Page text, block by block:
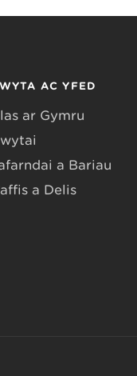
AC YFED
ar Gymru
a Bariau
a Delis